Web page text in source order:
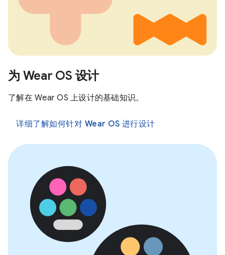
为 Wear OS 设计
了解在 Wear OS 上设计的基础知识。
详细了解如何针对 Wear OS 进行设计